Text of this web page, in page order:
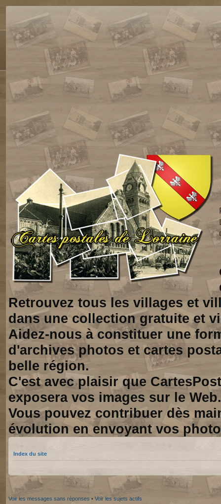
Retrouvez tous les villages et
dans une collection gratuite et
Aidez-nous à constituer une
d'archives photos et cartes
belle région.
C'est avec plaisir que
exposera vos images sur le Web.
Vous pouvez contribuer dès
évolution en envoyant vos
Index du site
Voir les messages sans réponses • Voir les sujets actifs